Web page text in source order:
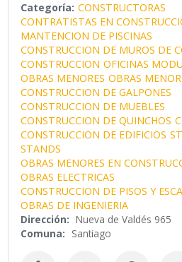
Categoría: CONSTRUCTORAS
CONTRATISTAS EN
MANTENCION DE PISCINAS
CONSTRUCCION DE MUROS DE
CONSTRUCCION OFICINAS
OBRAS MENORES OBRAS
CONSTRUCCION DE GALPONES
CONSTRUCCION DE MUEBLES
CONSTRUCCION DE QUINCHOS
CONSTRUCCION DE EDIFICIOS
STANDS
OBRAS MENORES EN
OBRAS ELECTRICAS
CONSTRUCCION DE PISOS Y
OBRAS DE INGENIERIA
Dirección: Nueva de Valdés 965
Comuna: Santiago